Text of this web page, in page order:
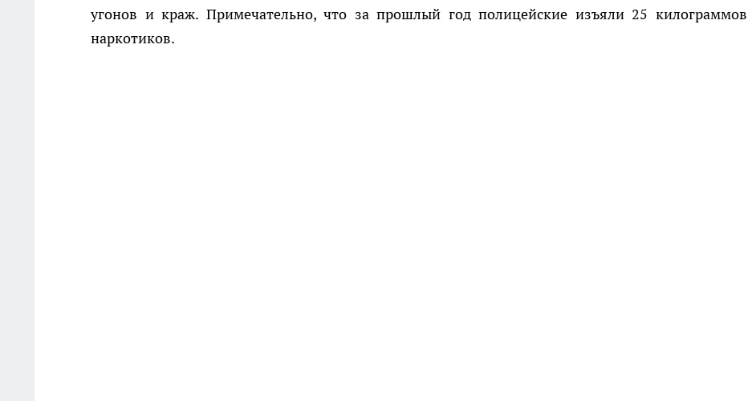
угонов и краж. Примечательно, что за прошлый год полицейские изъяли 25 килограммов
наркотиков.